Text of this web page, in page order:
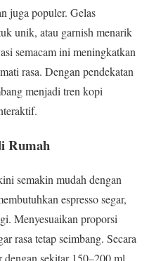
juga populer. Gelas
unik, atau garnish menarik
semacam ini meningkatkan
rasa. Dengan pendekatan
menjadi tren kopi
Rumah
semakin mudah dengan
espresso segar,
Menyesuaikan proporsi
rasa tetap seimbang. Secara
dengan sekitar 150–200 ml